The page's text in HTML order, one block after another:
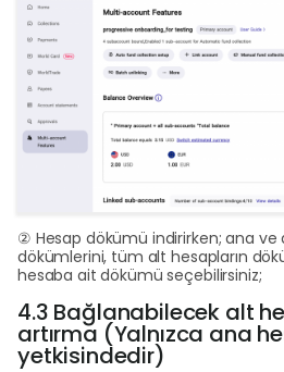
② Hesap dökümü indirirken; ana ve
dökümlerini, tüm alt hesapların
hesaba ait dökümü seçebilirsiniz;
4.3 Bağlanabilecek alt
artırma (Yalnızca ana
yetkisindedir)